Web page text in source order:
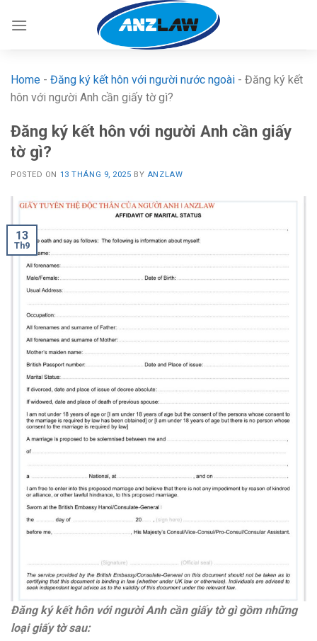
Home - Đăng ký kết hôn với người nước ngoài - Đăng ký kết
hôn với người Anh cần giấy tờ gì?
Đăng ký kết hôn với người Anh cần giấy
tờ gì?
POSTED ON 13 THÁNG 9, 2025 BY ANZLAW
13
Th9
Đăng ký kết hôn với người Anh cần giấy tờ gì gồm những
loại giấy tờ sau: